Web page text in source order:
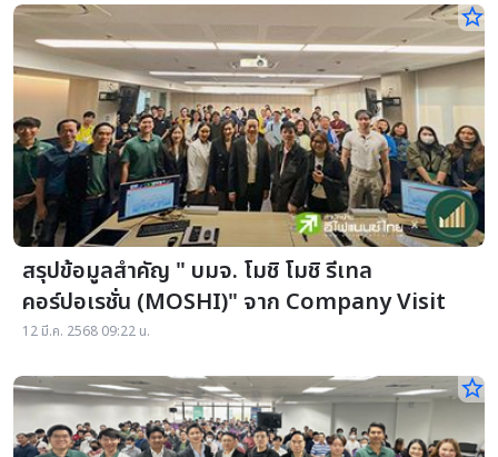
star_border
สรุปข้อมูลสำคัญ " บมจ. โมชิ โมชิ รีเทล
คอร์ปอเรชั่น (MOSHI)" จาก Company Visit
12 มี.ค. 2568 09:22 น.
star_border